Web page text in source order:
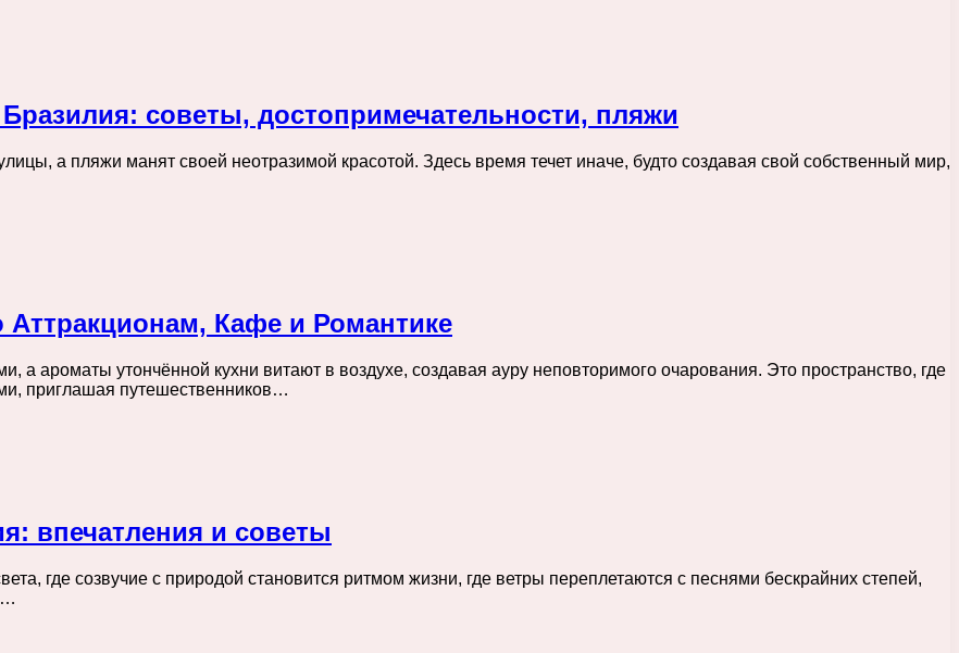
советы, достопримечательности, пляжи
а пляжи манят своей неотразимой красотой. Здесь время течет иначе, будто создавая свой собственный мир,
Кафе и Романтике
а ароматы утончённой кухни витают в воздухе, создавая ауру неповторимого очарования. Это пространство, где
приглашая путешественников…
впечатления и советы
где созвучие с природой становится ритмом жизни, где ветры переплетаются с песнями бескрайних степей,